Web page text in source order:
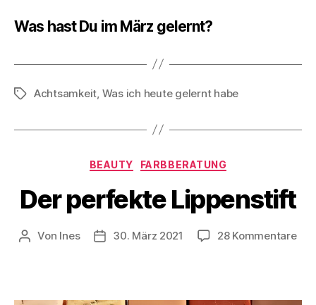
Was hast Du im März gelernt?
Schlagwörter
Achtsamkeit, Was ich heute gelernt habe
Kategorien
BEAUTY FARBBERATUNG
Der perfekte Lippenstift
Beitragsautor
Von Ines Veröffentlichungsdatum
30. März 2021 28 Kommentarezu